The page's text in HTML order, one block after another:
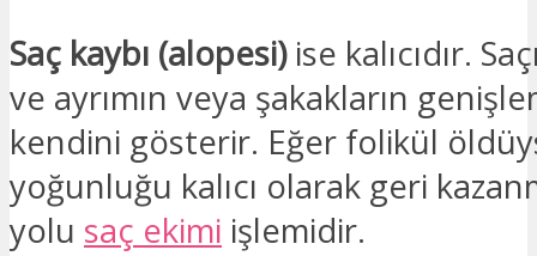
Saç kaybı (alopesi)ise kalıcıdır.
ve ayrımın veya şakakların
kendini gösterir. Eğer folikül
yoğunluğu kalıcı olarak geri
yolu saç ekimi işlemidir.